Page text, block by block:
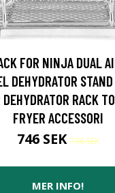
FOR NINJA DUAL
DEHYDRATOR
RACK
FRYER ACCESSORI
746 SEK796 SEK
MER INFO!